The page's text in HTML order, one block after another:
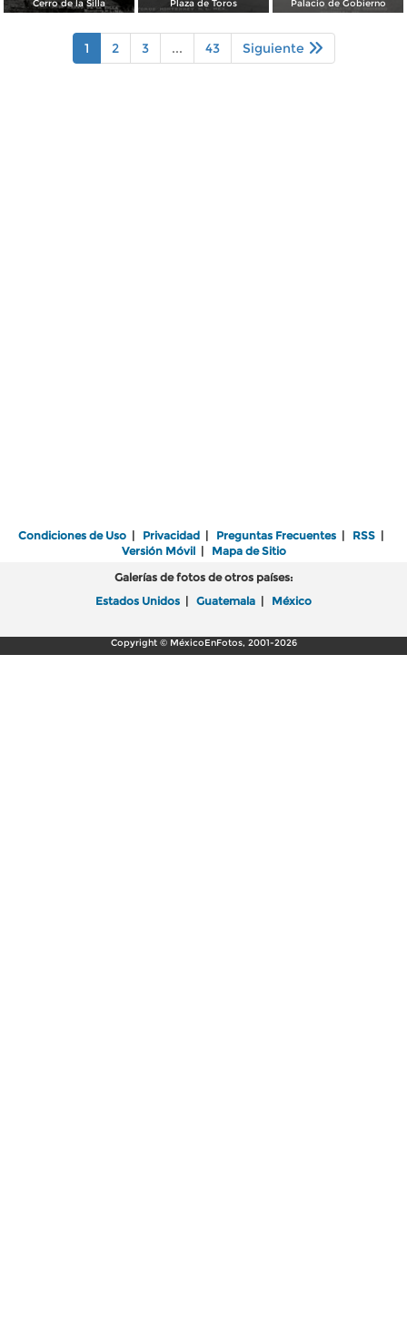
Cerro de la Silla Plaza de Toros Palacio de Gobierno
1 2 3 ... 43 Siguiente
Condiciones de Uso | Privacidad | Preguntas Frecuentes | RSS |
Versión Móvil| Mapa de Sitio
Galerías de fotos de otros países:
Estados Unidos | Guatemala | México
Copyright © MéxicoEnFotos, 2001-2026